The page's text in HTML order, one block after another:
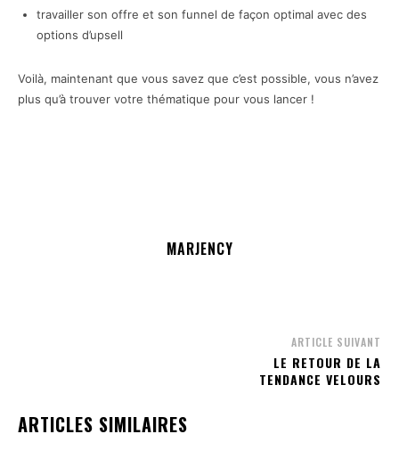
travailler son offre et son funnel de façon optimal avec des
options d’upsell
Voilà, maintenant que vous savez que c’est possible, vous n’avez
plus qu’à trouver votre thématique pour vous lancer !
MARJENCY
ARTICLE SUIVANT
LE RETOUR DE LA
TENDANCE VELOURS
ARTICLES SIMILAIRES